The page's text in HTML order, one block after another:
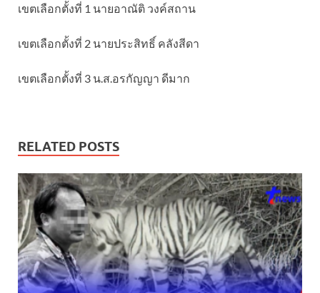
เขตเลือกตั้งที่ 1 นายอาณัติ วงค์สถาน
เขตเลือกตั้งที่ 2 นายประสิทธิ์ คลังสีดา
เขตเลือกตั้งที่ 3 น.ส.อรกัญญา ดีมาก
RELATED POSTS